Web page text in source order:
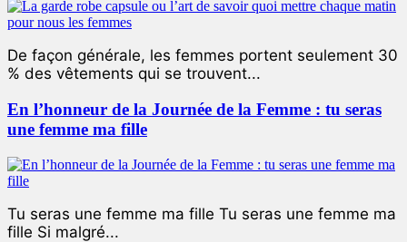
De façon générale, les femmes portent seulement 30
% des vêtements qui se trouvent...
En l’honneur de la Journée de la Femme : tu seras
une femme ma fille
Tu seras une femme ma fille Tu seras une femme ma
fille Si malgré...